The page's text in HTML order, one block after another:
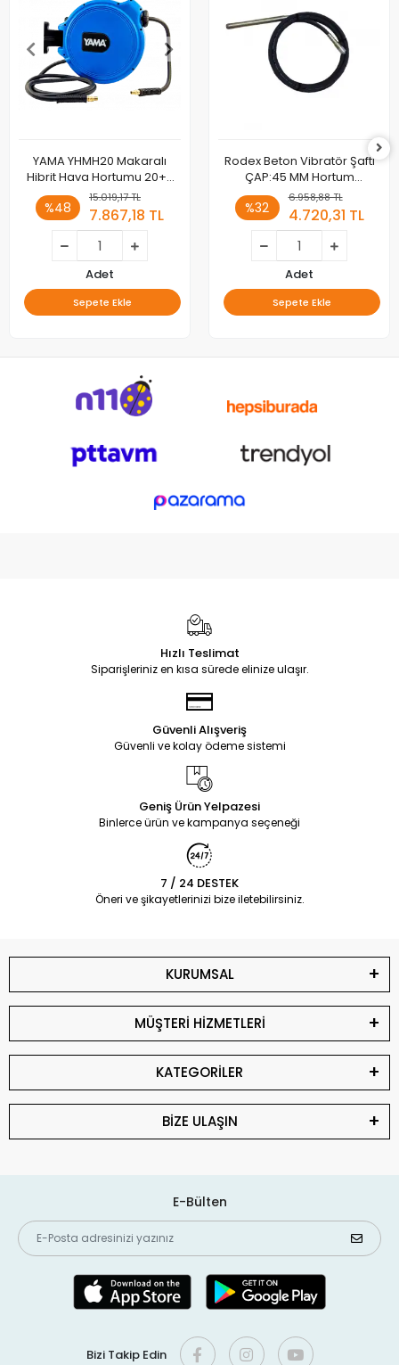
YAMA YHMH20 Makaralı
Hibrit Hava Hortumu 20+2
metre
%48
15.019,17 TL
7.867,18 TL
Adet
Sepete Ekle
Rodex Beton Vibratör Şaftı
ÇAP:45 MM Hortum
Uzunluğu 4 METRE
%32
6.958,88 TL
4.720,31 TL
Adet
Sepete Ekle
Hızlı Teslimat
Siparişleriniz en kısa sürede elinize ulaşır.
Güvenli Alışveriş
Güvenli ve kolay ödeme sistemi
Geniş Ürün Yelpazesi
Binlerce ürün ve kampanya seçeneği
7 / 24 DESTEK
Öneri ve şikayetlerinizi bize iletebilirsiniz.
KURUMSAL
MÜŞTERİ HİZMETLERİ
KATEGORİLER
BİZE ULAŞIN
E-Bülten
Bizi Takip Edin